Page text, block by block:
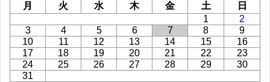
月
火 水 木 金 土
日
1
2
3
4 5 6 7 8
9
10
11 12 13 14 15
16
17
18 19 20 21 22
23
24
25 26 27 28 29
30
31